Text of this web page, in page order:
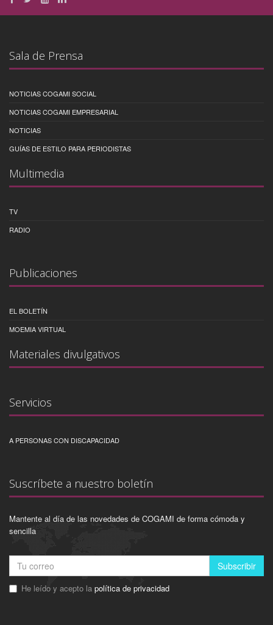
Sala de Prensa
NOTICIAS COGAMI SOCIAL
NOTICIAS COGAMI EMPRESARIAL
NOTICIAS
GUÍAS DE ESTILO PARA PERIODISTAS
Multimedia
TV
RADIO
Publicaciones
EL BOLETÍN
MOEMIA VIRTUAL
Materiales divulgativos
Servicios
A PERSONAS CON DISCAPACIDAD
Suscríbete a nuestro boletín
Mantente al día de las novedades de COGAMI de forma cómoda y
sencilla
Subscribir
He leído y acepto la política de privacidad